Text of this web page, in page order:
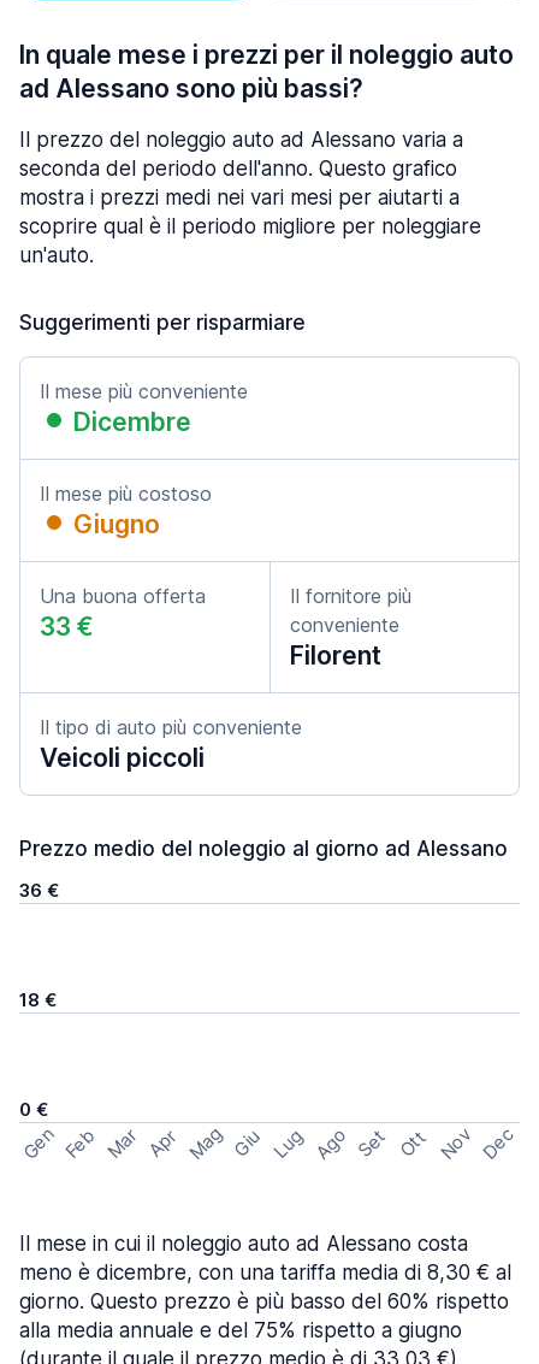
In quale mese i prezzi per il noleggio auto
ad Alessano sono più bassi?
Il prezzo del noleggio auto ad Alessano varia a
seconda del periodo dell'anno. Questo grafico
mostra i prezzi medi nei vari mesi per aiutarti a
scoprire qual è il periodo migliore per noleggiare
un'auto.
Suggerimenti per risparmiare
Il mese più conveniente
Dicembre
Il mese più costoso
Giugno
Una buona offerta
33 €
Il fornitore più
conveniente
Filorent
Il tipo di auto più conveniente
Veicoli piccoli
Prezzo medio del noleggio al giorno ad Alessano
36 €
18 €
0 €
Gen Feb Mar Apr Mag Giu Lug Ago Set Ott Nov Dec
Il mese in cui il noleggio auto ad Alessano costa
meno è dicembre, con una tariffa media di 8,30 € al
giorno. Questo prezzo è più basso del 60% rispetto
alla media annuale e del 75% rispetto a giugno
(durante il quale il prezzo medio è di 33,03 €).